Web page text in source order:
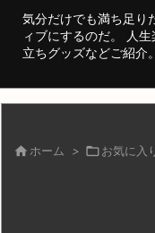
気分だけでも満ち足り
ィブにするのだ。 人
立ちグッズなどご紹介。
 ホーム > お気に入